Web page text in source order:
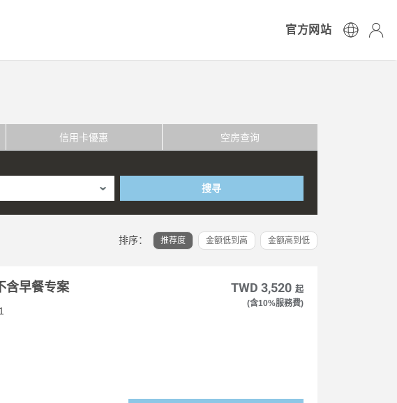
官方网站
信用卡優惠 空房查询
搜寻
排序： 推荐度 金额低到高 金额高到低
含早餐专案 TWD 3,520 起
(含10%服務費)